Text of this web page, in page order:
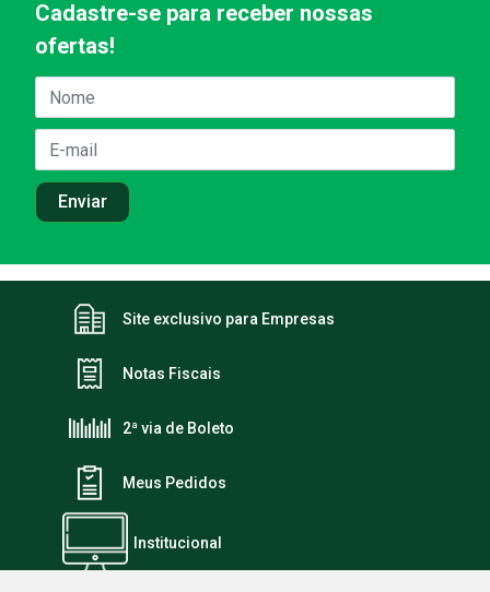
Cadastre-se para receber nossas
ofertas!
Site exclusivo para Empresas
Notas Fiscais
2ª via de Boleto
Meus Pedidos
Institucional